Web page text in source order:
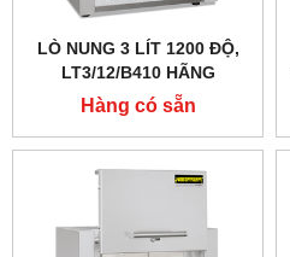
LÒ NUNG 3 LÍT 1200 ĐỘ,
LT3/12/B410 HÃNG
NABERTHERM - ĐỨC
Hàng có sẵn